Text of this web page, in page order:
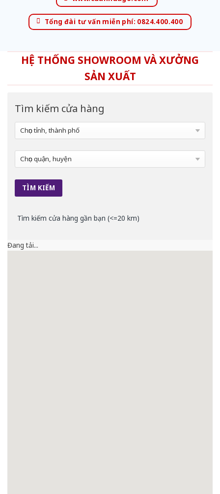
Tổng đài tư vấn miễn phí: 0824.400.400
HỆ THỐNG SHOWROOM VÀ XƯỞNG
SẢN XUẤT
Tìm kiếm cửa hàng
Tìm kiếm cửa hàng gần bạn (<=20 km)
Đang tải...